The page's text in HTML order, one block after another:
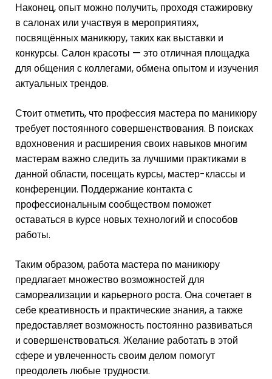
Наконец, опыт можно получить, проходя стажировку
в салонах или участвуя в мероприятиях,
посвящённых маникюру, таких как выставки и
конкурсы. Салон красоты — это отличная площадка
для общения с коллегами, обмена опытом и изучения
актуальных трендов.
Стоит отметить, что профессия мастера по маникюру
требует постоянного совершенствования. В поисках
вдохновения и расширения своих навыков многим
мастерам важно следить за лучшими практиками в
данной области, посещать курсы, мастер-классы и
конференции. Поддержание контакта с
профессиональным сообществом поможет
оставаться в курсе новых технологий и способов
работы.
Таким образом, работа мастера по маникюру
предлагает множество возможностей для
самореализации и карьерного роста. Она сочетает в
себе креативность и практические знания, а также
предоставляет возможность постоянно развиваться
и совершенствоваться. Желание работать в этой
сфере и увлеченность своим делом помогут
преодолеть любые трудности.